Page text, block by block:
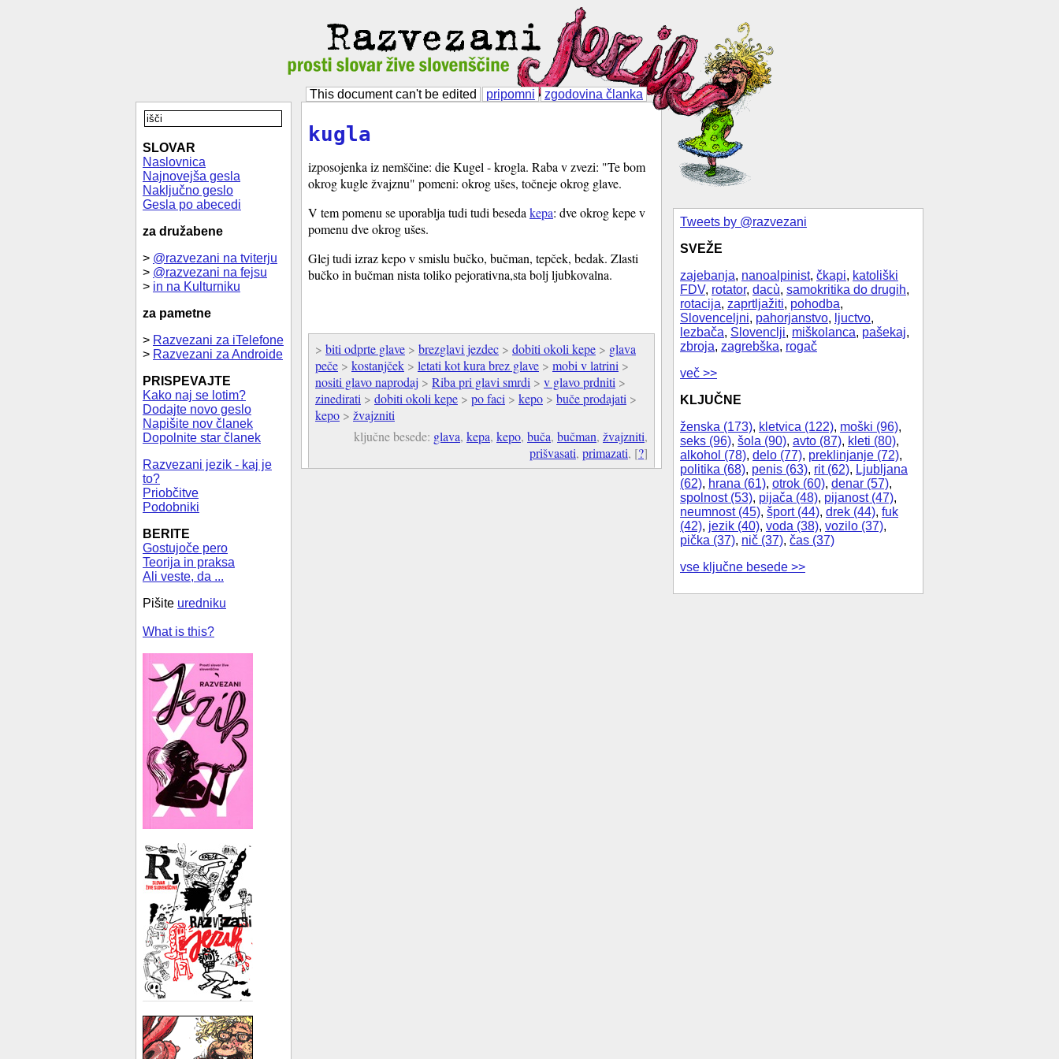
This document can't be edited pripomni zgodovina članka
Tweets by @razvezani
SVEŽE
zajebanja, nanoalpinist, čkapi, katoliški
FDV, rotator, dacù, samokritika do drugih,
rotacija, zaprtljažiti, pohodba,
Slovenceljni, pahorjanstvo, ljuctvo,
lezbača, Slovenclji, miškolanca, pašekaj,
zbroja, zagrebška, rogač
več >>
KLJUČNE
ženska (173), kletvica (122), moški (96),
seks (96), šola (90), avto (87), kleti (80),
alkohol (78), delo (77), preklinjanje (72),
politika (68), penis (63), rit (62), Ljubljana
(62), hrana (61), otrok (60), denar (57),
spolnost (53), pijača (48), pijanost (47),
neumnost (45), šport (44), drek (44), fuk
(42), jezik (40), voda (38), vozilo (37),
pička (37), nič (37), čas (37)
vse ključne besede >>
SLOVAR
Naslovnica
Najnovejša gesla
Naključno geslo
Gesla po abecedi
za družabene
> @razvezani na tviterju
> @razvezani na fejsu
> in na Kulturniku
za pametne
> Razvezani za iTelefone
> Razvezani za Androide
PRISPEVAJTE
Kako naj se lotim?
Dodajte novo geslo
Napišite nov članek
Dopolnite star članek
Razvezani jezik - kaj je
to?
Priobčitve
Podobniki
BERITE
Gostujoče pero
Teorija in praksa
Ali veste, da ...
Pišite uredniku
What is this?
kugla
izposojenka iz nemščine: die Kugel - krogla. Raba v zvezi: "Te bom
okrog kugle žvajznu" pomeni: okrog ušes, točneje okrog glave.
V tem pomenu se uporablja tudi tudi besedakepa: dve okrog kepe v
pomenu dve okrog ušes.
Glej tudi izraz kepo v smislu bučko, bučman, tepček, bedak. Zlasti
bučko in bučman nista toliko pejorativna,sta bolj ljubkovalna.
> biti odprte glave > brezglavi jezdec > dobiti okoli kepe > glava
peče > kostanjček > letati kot kura brez glave > mobi v latrini >
nositi glavo naprodaj > Riba pri glavi smrdi > v glavo prdniti >
zinedirati > dobiti okoli kepe > po faci > kepo > buče prodajati >
kepo > žvajzniti
ključne besede: glava, kepa, kepo, buča, bučman, žvajzniti,
prišvasati, primazati, [?]